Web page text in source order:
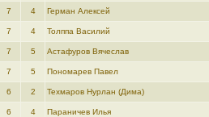
7 4 Герман Алексей
7 4 Толппа Василий
7 5 Астафуров Вячеслав
7 5 Пономарев Павел
6 2 Техмаров Нурлан (Дима)
6 4 Параничев Илья